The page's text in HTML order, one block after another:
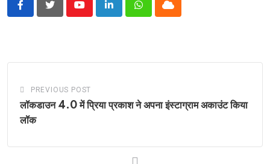
YoutubeLinkedInWhatsappCloud
PREVIOUS POST
लॉकडाउन 4.0 में प्रिया प्रकाश ने अपना इंस्टाग्राम अकाउंट किया
लॉक